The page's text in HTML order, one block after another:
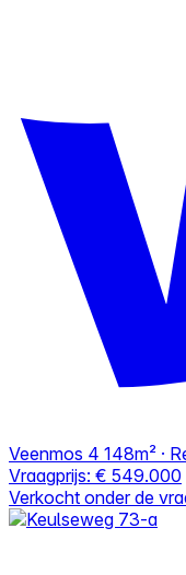
Veenmos 4 148m² ·
Vraagprijs: € 549.000
Verkocht onder de